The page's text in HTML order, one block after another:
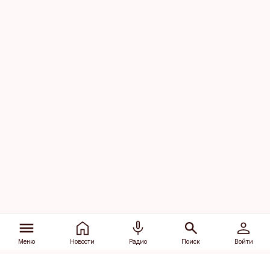
Меню Новости Радио Поиск Войти